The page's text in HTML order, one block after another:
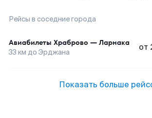
Рейсы в соседние города
Авиабилеты Храброво — Ларнака
33 км до Эрджана от
Показать больше